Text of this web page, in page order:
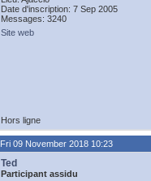
Date d'inscription: 7 Sep 2005
Messages: 3240
Site web
Hors ligne
Fri 09 November 2018 10:23
Ted
Participant assidu